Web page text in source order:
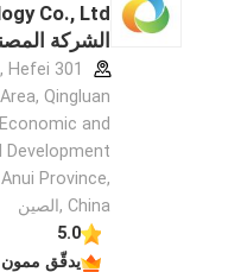
الشركة
Hefei
Qingluan
and
Development
Province,
China ,الصين
5.0
يدقّق ممون